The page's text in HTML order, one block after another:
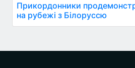
Прикордонники
на рубежі з Білоруссю